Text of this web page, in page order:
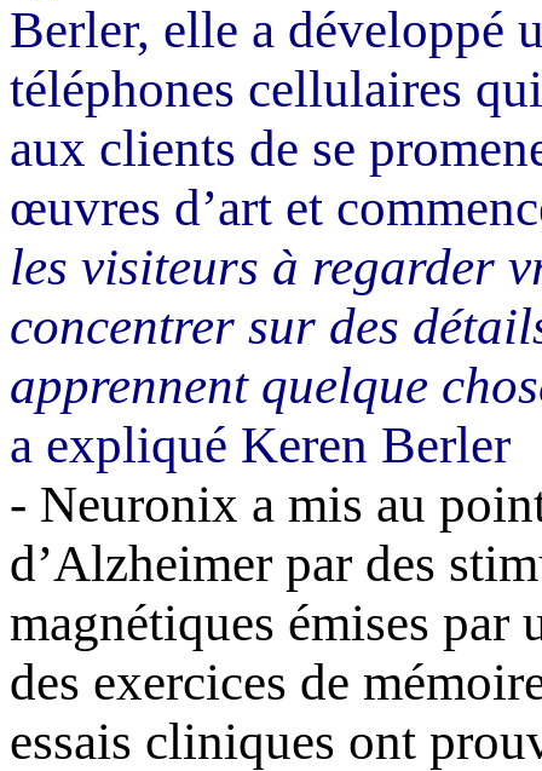
Berler, elle a développé
téléphones cellulaires
aux clients de se
œuvres d’art et
les visiteurs à regarder
concentrer sur des
apprennent quelque
a expliqué Keren Berler
- Neuronix a mis au
d’Alzheimer par des
magnétiques émises par
des exercices de
essais cliniques ont